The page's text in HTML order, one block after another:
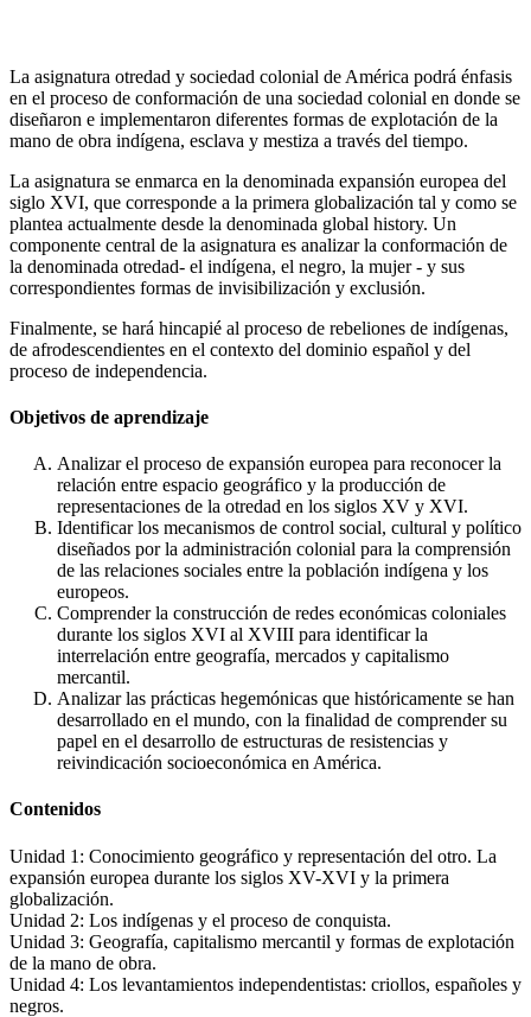
La asignatura otredad y sociedad colonial de América podrá énfasis
en el proceso de conformación de una sociedad colonial en donde se
diseñaron e implementaron diferentes formas de explotación de la
mano de obra indígena, esclava y mestiza a través del tiempo.
La asignatura se enmarca en la denominada expansión europea del
siglo XVI, que corresponde a la primera globalización tal y como se
plantea actualmente desde la denominada global history. Un
componente central de la asignatura es analizar la conformación de
la denominada otredad- el indígena, el negro, la mujer - y sus
correspondientes formas de invisibilización y exclusión.
Finalmente, se hará hincapié al proceso de rebeliones de indígenas,
de afrodescendientes en el contexto del dominio español y del
proceso de independencia.
Objetivos de aprendizaje
Analizar el proceso de expansión europea para reconocer la
relación entre espacio geográfico y la producción de
representaciones de la otredad en los siglos XV y XVI.
Identificar los mecanismos de control social, cultural y político
diseñados por la administración colonial para la comprensión
de las relaciones sociales entre la población indígena y los
europeos.
Comprender la construcción de redes económicas coloniales
durante los siglos XVI al XVIII para identificar la
interrelación entre geografía, mercados y capitalismo
mercantil.
Analizar las prácticas hegemónicas que históricamente se han
desarrollado en el mundo, con la finalidad de comprender su
papel en el desarrollo de estructuras de resistencias y
reivindicación socioeconómica en América.
Contenidos
Unidad 1: Conocimiento geográfico y representación del otro. La
expansión europea durante los siglos XV-XVI y la primera
globalización.
Unidad 2: Los indígenas y el proceso de conquista.
Unidad 3: Geografía, capitalismo mercantil y formas de explotación
de la mano de obra.
Unidad 4: Los levantamientos independentistas: criollos, españoles y
negros.